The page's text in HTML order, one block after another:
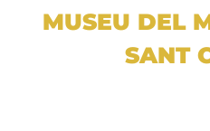
MUSEU DEL
SANT